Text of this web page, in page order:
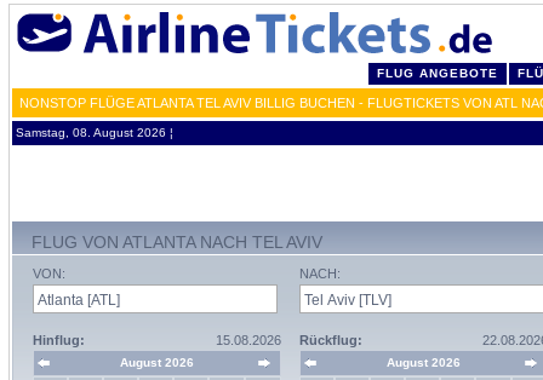
FLUG ANGEBOTE
NONSTOP FLÜGE ATLANTA TEL AVIV BILLIG BUCHEN - FLUGTICKETS VON ATL
Samstag, 08. August 2026 ¦
FLUG VON ATLANTA NACH TEL AVIV
VON:
Hinflug: 15.08.2026
August 2026
NACH:
Rückflug:
August 2026